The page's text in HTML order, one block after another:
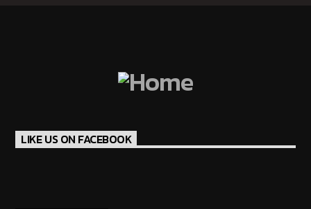
LIKE US ON FACEBOOK